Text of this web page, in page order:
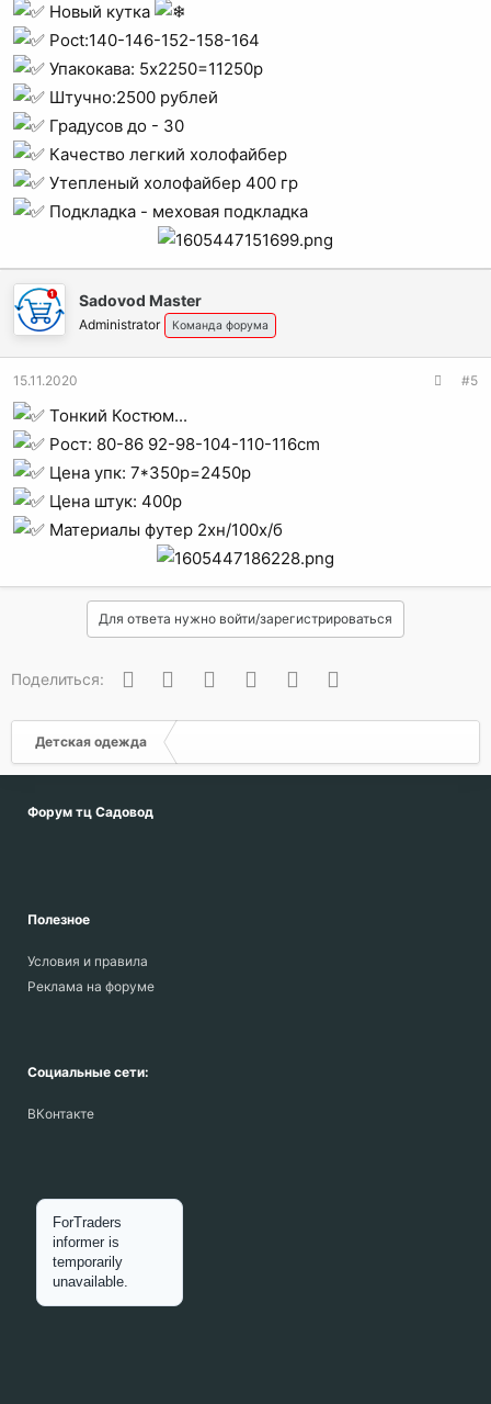
Новый кутка
Poct:140-146-152-158-164
Упакокава: 5х2250=11250р
Штучно:2500 рублей
Градусов до - 30
Качество легкий холофайбер
Утепленый холофайбер 400 гр
Подкладка - меховая подкладка
Sadovod Master
Administrator Команда форума
15.11.2020 #5
Тонкий Костюм...
Рост: 80-86 92-98-104-110-116cm
Цена упк: 7*350p=2450р
Цена штук: 400p
Материалы футер 2хн/100х/б
Для ответа нужно войти/зарегистрироваться
Поделиться: ВконтактеОдноклассники
Facebook
Twitter WhatsApp
Детская одежда
Форум тц Садовод
Полезное
Условия и правила
Реклама на форуме
Социальные сети:
ВКонтакте